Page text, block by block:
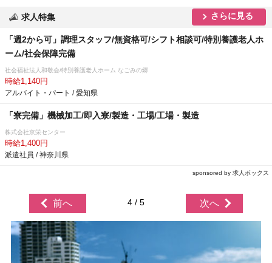
求人特集 さらに見る
「週2から可」調理スタッフ/無資格可/シフト相談可/特別養護老人ホ
ーム/社会保障完備
社会福祉法人和敬会/特別養護老人ホーム なごみの郷
時給1,140円
アルバイト・パート / 愛知県
「寮完備」機械加工/即入寮/製造・工場/工場・製造
株式会社京栄センター
時給1,400円
派遣社員 / 神奈川県
sponsored by 求人ボックス
前へ 4 / 5 次へ